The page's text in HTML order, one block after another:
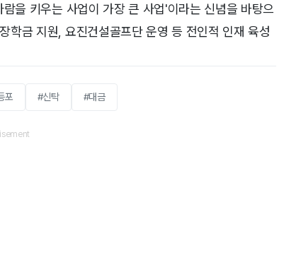
을 키우는 사업이 가장 큰 사업'이라는 신념을 바탕으
학금 지원, 요진건설골프단 운영 등 전인적 인재 육성
포 #신탁 #대금